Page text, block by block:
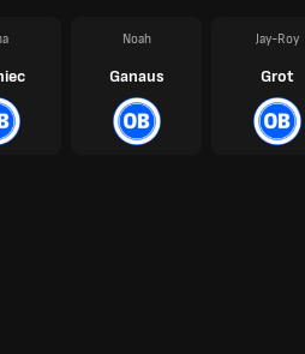
Noah
Ganaus
Jay-Roy
Grot